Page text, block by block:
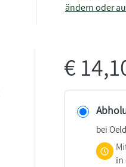
ändern oder
€
bei
in